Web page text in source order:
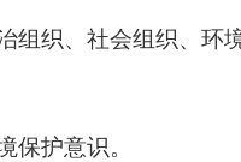
组织、社会组织、环
护意识。